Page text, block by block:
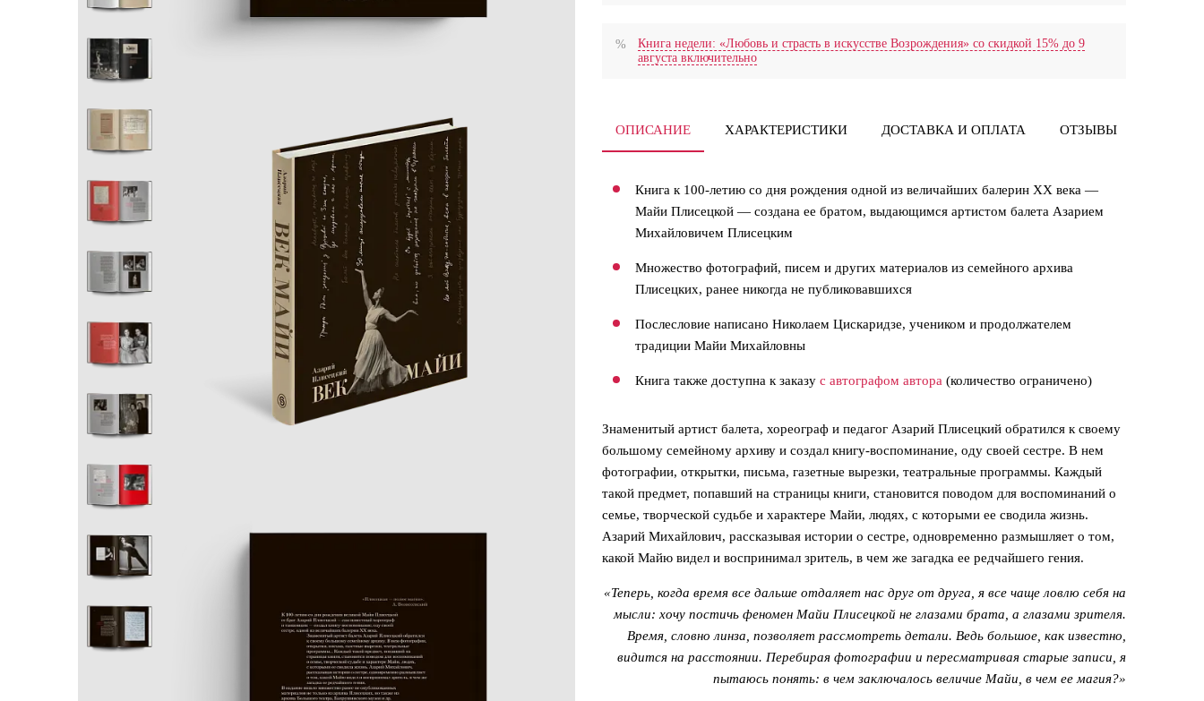
Книга недели: «Любовь и страсть в искусстве Возрождения» со скидкой 15% до 9
августа включительно
ОПИСАНИЕ ХАРАКТЕРИСТИКИ ДОСТАВКА И ОПЛАТА ОТЗЫВЫ
Книга к 100-летию со дня рождения одной из величайших балерин XX века —
Майи Плисецкой — создана ее братом, выдающимся артистом балета Азарием
Михайловичем Плисецким
Множество фотографий, писем и других материалов из семейного архива
Плисецких, ранее никогда не публиковавшихся
Послесловие написано Николаем Цискаридзе, учеником и продолжателем
традиции Майи Михайловны
Книга также доступна к заказу с автографом автора (количество ограничено)
Знаменитый артист балета, хореограф и педагог Азарий Плисецкий обратился к своему
большому семейному архиву и создал книгу-воспоминание, оду своей сестре. В нем
фотографии, открытки, письма, газетные вырезки, театральные программы. Каждый
такой предмет, попавший на страницы книги, становится поводом для воспоминаний о
семье, творческой судьбе и характере Майи, людях, с которыми ее сводила жизнь.
Азарий Михайлович, рассказывая истории о сестре, одновременно размышляет о том,
какой Майю видел и воспринимал зритель, в чем же загадка ее редчайшего гения.
«Теперь, когда время все дальше отдаляет нас друг от друга, я все чаще ловлю себя на
мысли: хочу постичь феномен Майи Плисецкой не глазами брата, а глазами зрителя.
Время, словно линза, позволяет рассмотреть детали. Ведь большое, как известно,
видится на расстоянии. Перебирая фотографии и пересматривая старые записи, я
пытаюсь понять: в чем заключалось величие Майи, в чем ее магия?»